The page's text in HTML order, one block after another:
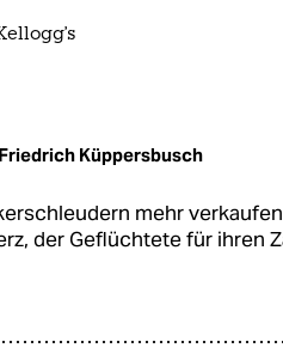
Friedrich Küppersbusch
mehr
der Geflüchtete für ihren